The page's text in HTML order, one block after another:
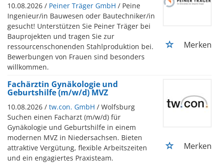
10.08.2026 / Peiner Träger GmbH / Peine
Ingenieur/in Bauwesen oder Bautechniker/in
gesucht! Unterstützen Sie Peiner Träger bei
Bauprojekten und tragen Sie zur
ressourcenschonenden Stahlproduktion bei.
Bewerbungen von Frauen sind besonders
willkommen.
Merken
Fachärztin Gynäkologie und
Geburtshilfe (m/w/d) MVZ
10.08.2026 / tw.con. GmbH / Wolfsburg
Suchen einen Facharzt (m/w/d) für
Gynäkologie und Geburtshilfe in einem
modernen MVZ in Niedersachsen. Bieten
attraktive Vergütung, flexible Arbeitszeiten
und ein engagiertes Praxisteam.
Merken